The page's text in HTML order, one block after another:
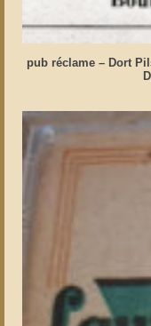
pub réclame – Dort